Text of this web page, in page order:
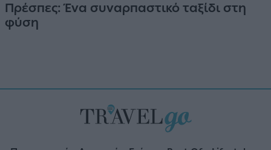
Πρέσπες: Ένα συναρπαστικό ταξίδι στη
φύση